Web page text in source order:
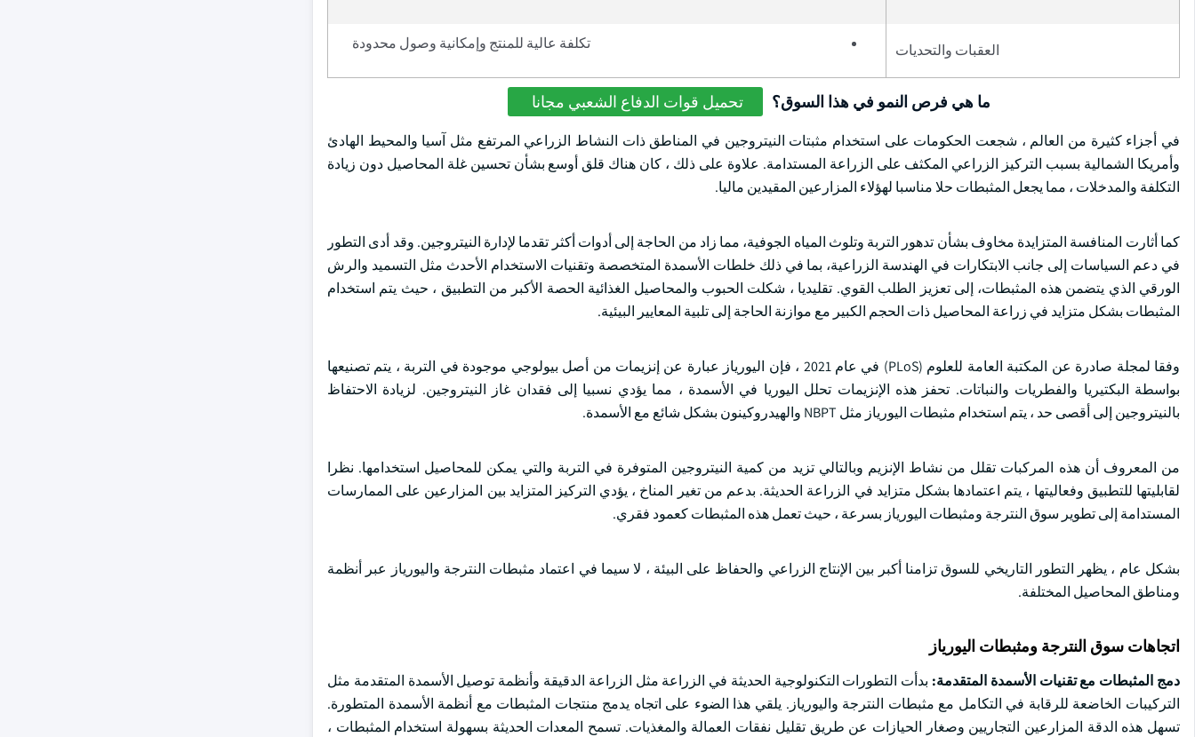
العقبات والتحديات تكلفة عالية للمنتج وإمكانية وصول محدودة
ما هي فرص النمو في هذا السوق؟ تحميل قوات الدفاع الشعبي مجانا
في أجزاء كثيرة من العالم ، شجعت الحكومات على استخدام مثبتات النيتروجين في المناطق ذات النشاط الزراعي المرتفع مثل آسيا والمحيط الهادئ
وأمريكا الشمالية بسبب التركيز الزراعي المكثف على الزراعة المستدامة. علاوة على ذلك ، كان هناك قلق أوسع بشأن تحسين غلة المحاصيل دون زيادة
التكلفة والمدخلات ، مما يجعل المثبطات حلا مناسبا لهؤلاء المزارعين المقيدين ماليا.
كما أثارت المنافسة المتزايدة مخاوف بشأن تدهور التربة وتلوث المياه الجوفية، مما زاد من الحاجة إلى أدوات أكثر تقدما لإدارة النيتروجين. وقد أدى التطور
في دعم السياسات إلى جانب الابتكارات في الهندسة الزراعية، بما في ذلك خلطات الأسمدة المتخصصة وتقنيات الاستخدام الأحدث مثل التسميد والرش
الورقي الذي يتضمن هذه المثبطات، إلى تعزيز الطلب القوي. تقليديا ، شكلت الحبوب والمحاصيل الغذائية الحصة الأكبر من التطبيق ، حيث يتم استخدام
المثبطات بشكل متزايد في زراعة المحاصيل ذات الحجم الكبير مع موازنة الحاجة إلى تلبية المعايير البيئية.
وفقا لمجلة صادرة عن المكتبة العامة للعلوم (PLoS) في عام 2021 ، فإن اليورياز عبارة عن إنزيمات من أصل بيولوجي موجودة في التربة ، يتم تصنيعها
بواسطة البكتيريا والفطريات والنباتات. تحفز هذه الإنزيمات تحلل اليوريا في الأسمدة ، مما يؤدي نسبيا إلى فقدان غاز النيتروجين. لزيادة الاحتفاظ
بالنيتروجين إلى أقصى حد ، يتم استخدام مثبطات اليورياز مثل NBPT والهيدروكينون بشكل شائع مع الأسمدة.
من المعروف أن هذه المركبات تقلل من نشاط الإنزيم وبالتالي تزيد من كمية النيتروجين المتوفرة في التربة والتي يمكن للمحاصيل استخدامها. نظرا
لقابليتها للتطبيق وفعاليتها ، يتم اعتمادها بشكل متزايد في الزراعة الحديثة. بدعم من تغير المناخ ، يؤدي التركيز المتزايد بين المزارعين على الممارسات
المستدامة إلى تطوير سوق النترجة ومثبطات اليورياز بسرعة ، حيث تعمل هذه المثبطات كعمود فقري.
بشكل عام ، يظهر التطور التاريخي للسوق تزامنا أكبر بين الإنتاج الزراعي والحفاظ على البيئة ، لا سيما في اعتماد مثبطات النترجة واليورياز عبر أنظمة
ومناطق المحاصيل المختلفة.
اتجاهات سوق النترجة ومثبطات اليورياز
دمج المثبطات مع تقنيات الأسمدة المتقدمة: بدأت التطورات التكنولوجية الحديثة في الزراعة مثل الزراعة الدقيقة وأنظمة توصيل الأسمدة المتقدمة مثل
التركيبات الخاضعة للرقابة في التكامل مع مثبطات النترجة واليورياز. يلقي هذا الضوء على اتجاه يدمج منتجات المثبطات مع أنظمة الأسمدة المتطورة.
تسهل هذه الدقة المزارعين التجاريين وصغار الحيازات عن طريق تقليل نفقات العمالة والمغذيات. تسمح المعدات الحديثة بسهولة استخدام المثبطات ،